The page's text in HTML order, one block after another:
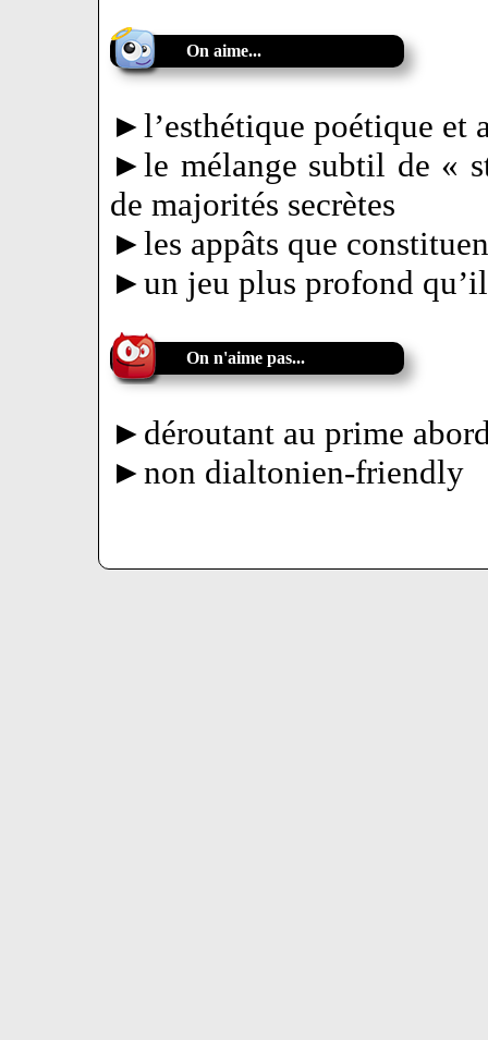
On aime...
►l’esthétique poétique et
►le mélange subtil de «
de majorités secrètes
►les appâts que
►un jeu plus profond
On n'aime pas...
►déroutant au prime
►non dialtonien-friendly